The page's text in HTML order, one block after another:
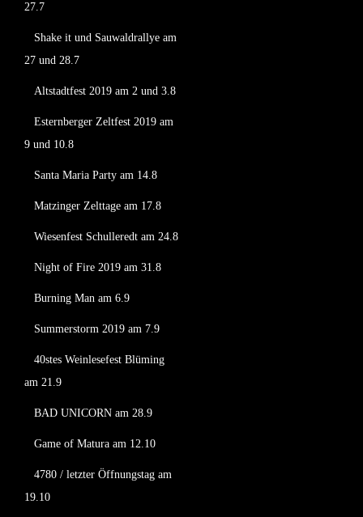
27.7
Shake it und Sauwaldrallye am
27 und 28.7
Altstadtfest 2019 am 2 und 3.8
Esternberger Zeltfest 2019 am
9 und 10.8
Santa Maria Party am 14.8
Matzinger Zelttage am 17.8
Wiesenfest Schulleredt am 24.8
Night of Fire 2019 am 31.8
Burning Man am 6.9
Summerstorm 2019 am 7.9
40stes Weinlesefest Blüming
am 21.9
BAD UNICORN am 28.9
Game of Matura am 12.10
4780 / letzter Öffnungstag am
19.10